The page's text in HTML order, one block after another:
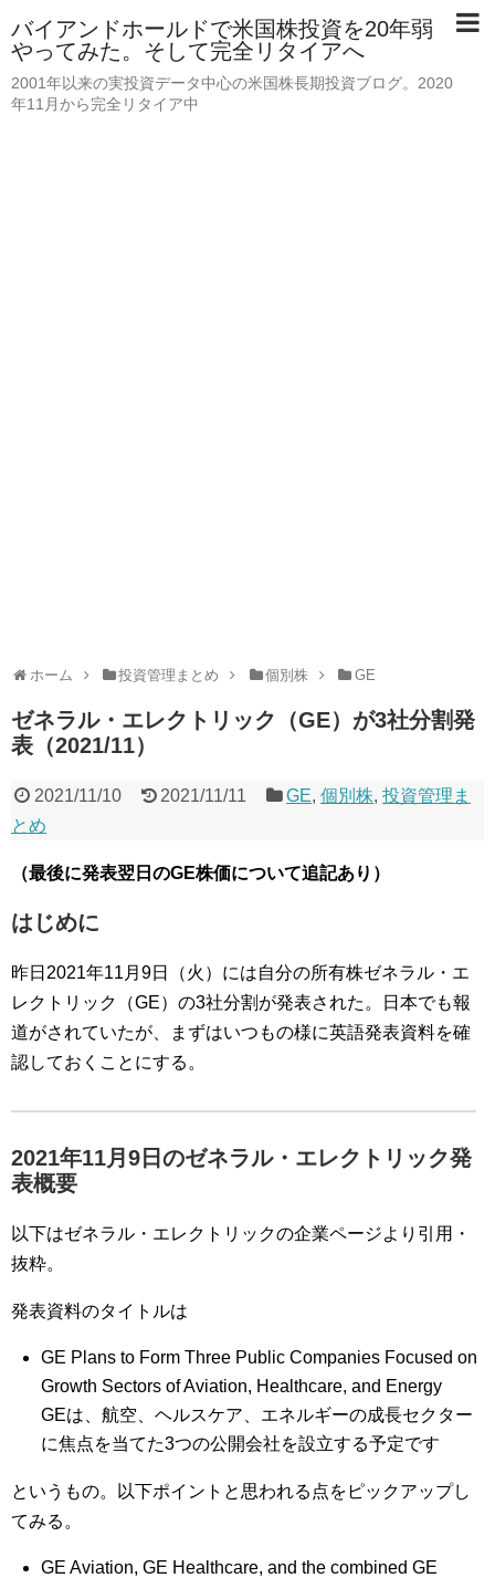
バイアンドホールドで米国株投資を20年弱
やってみた。そして完全リタイアへ
2001年以来の実投資データ中心の米国株長期投資ブログ。2020
年11月から完全リタイア中
ホーム 投資管理まとめ 個別株 GE
ゼネラル・エレクトリック（GE）が3社分割発
表（2021/11）
2021/11/10 2021/11/11 GE,個別株,投資管理ま
とめ
（最後に発表翌日のGE株価について追記あり）
はじめに
昨日2021年11月9日（火）には自分の所有株ゼネラル・エ
レクトリック（GE）の3社分割が発表された。日本でも報
道がされていたが、まずはいつもの様に英語発表資料を確
認しておくことにする。
2021年11月9日のゼネラル・エレクトリック発
表概要
以下はゼネラル・エレクトリックの企業ページより引用・
抜粋。
発表資料のタイトルは
GE Plans to Form Three Public Companies Focused on
Growth Sectors of Aviation, Healthcare, and Energy
GEは、航空、ヘルスケア、エネルギーの成長セクター
に焦点を当てた3つの公開会社を設立する予定です
というもの。以下ポイントと思われる点をピックアップし
てみる。
GE Aviation, GE Healthcare, and the combined GE